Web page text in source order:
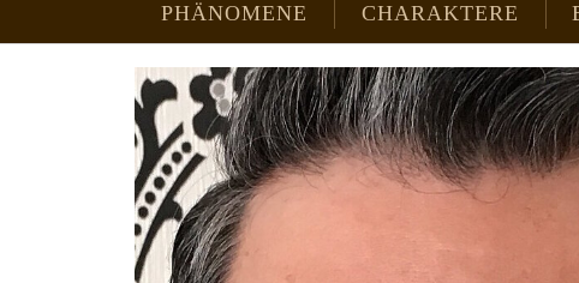
PHÄNOMENE CHARAKTERE